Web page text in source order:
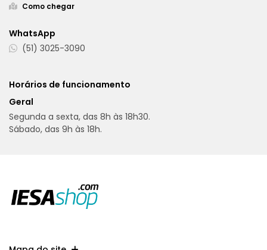
Como chegar
WhatsApp
(51) 3025-3090
Horários de funcionamento
Geral
Segunda a sexta, das 8h às 18h30.
Sábado, das 9h às 18h.